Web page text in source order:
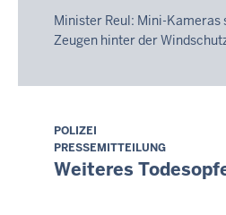
Minister Reul: Mini-Kameras
Zeugen hinter der
Sonntag,
9.
August
POLIZEI
PRESSEMITTEILUNG
Weiteres